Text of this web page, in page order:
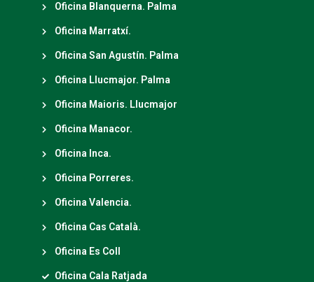
Oficina Blanquerna. Palma
Oficina Marratxí.
Oficina San Agustín. Palma
Oficina Llucmajor. Palma
Oficina Maioris. Llucmajor
Oficina Manacor.
Oficina Inca.
Oficina Porreres.
Oficina Valencia.
Oficina Cas Català.
Oficina Es Coll
Oficina Cala Ratjada